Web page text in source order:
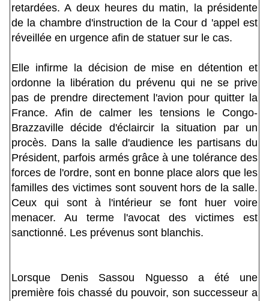
retardées. A deux heures du matin, la présidente
de la chambre d'instruction de la Cour d 'appel est
réveillée en urgence afin de statuer sur le cas.
Elle infirme la décision de mise en détention et
ordonne la libération du prévenu qui ne se prive
pas de prendre directement l'avion pour quitter la
France. Afin de calmer les tensions le Congo-
Brazzaville décide d'éclaircir la situation par un
procès. Dans la salle d'audience les partisans du
Président, parfois armés grâce à une tolérance des
forces de l'ordre, sont en bonne place alors que les
familles des victimes sont souvent hors de la salle.
Ceux qui sont à l'intérieur se font huer voire
menacer. Au terme l'avocat des victimes est
sanctionné. Les prévenus sont blanchis.
Lorsque Denis Sassou Nguesso a été une
première fois chassé du pouvoir, son successeur a